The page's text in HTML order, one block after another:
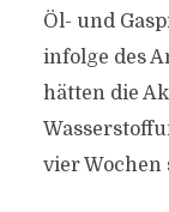
Öl- und
infolge des
hätten die
vier Wochen